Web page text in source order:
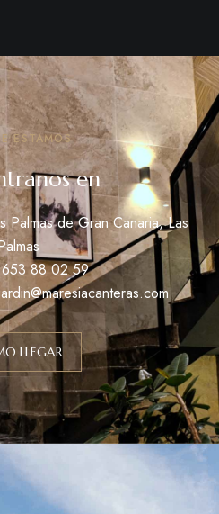
ESTAMOS
en
de Gran Canaria, Las
653 88 02 59
LLEGAR